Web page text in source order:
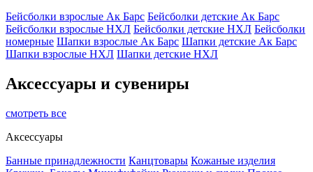
Бейсболки взрослые Ак Барс Бейсболки детские Ак Барс
Бейсболки взрослые НХЛ Бейсболки детские НХЛ Бейсболки
номерные Шапки взрослые Ак Барс Шапки детские Ак Барс
Шапки взрослые НХЛ Шапки детские НХЛ
Аксессуары и сувениры
смотреть все
Аксессуары
Банные принадлежности Канцтовары Кожаные изделия